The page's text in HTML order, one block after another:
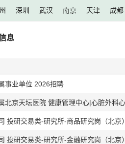
深圳 武汉 南京 天津 成都
息
事业单位 2026招聘
投研交易类-研究所-商品研究岗（北京）
投研交易类-研究所-金融研究岗（北京）